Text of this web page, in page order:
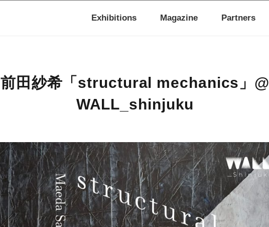
Exhibitions Magazine Partners
前田紗希「structural mechanics」@
WALL_shinjuku